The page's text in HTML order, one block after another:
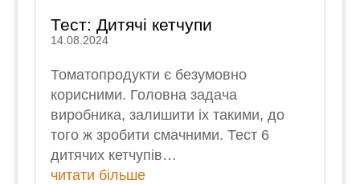
Тест: Дитячі кетчупи
14.08.2024
Томатопродукти є безумовно
корисними. Головна задача
виробника, залишити іх такими, до
того ж зробити смачними. Тест 6
дитячих кетчупів…
читати більше